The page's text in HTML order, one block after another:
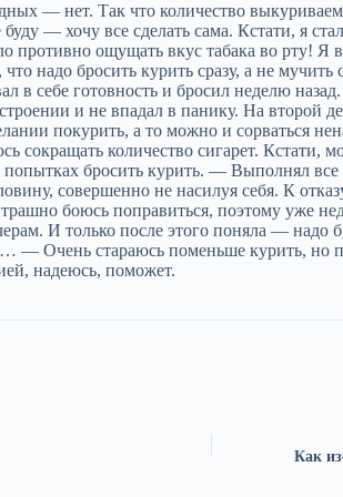
— нет. Так что количество
— хочу все сделать сама. Кстати, я
противно ощущать вкус табака во рту! Я
надо бросить курить сразу, а не
в себе готовность и бросил неделю
и не впадал в панику. На второй
покурить, а то можно и сорваться
сокращать количество сигарет. Кстати,
бросить курить. — Выполнял все
совершенно не насилуя себя. К
боюсь поправиться, поэтому уже
И только после этого поняла — надо
Очень стараюсь поменьше курить, но
надеюсь, поможет.
Как